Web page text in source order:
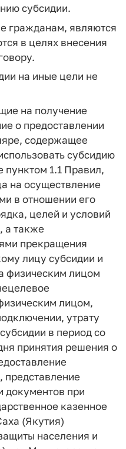
субсидии.
гражданам, являются
в целях внесения
на иные цели не
на получение
о предоставлении
содержащее
субсидию
пунктом 1.1 Правил,
на осуществление
в отношении его
целей и условий
а также
прекращения
лицу субсидии и
физическим лицом
лицом,
утрату
в период со
принятия решения о
документов при
казенное
(Якутия)
населения и